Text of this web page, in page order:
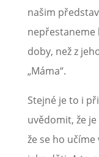
našim
nepřestaneme
doby, než z
„Máma“.
Stejné je to i
uvědomit, že
že se ho